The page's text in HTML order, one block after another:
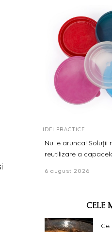
IDEI PRACTICE
Nu le arunca!
reutilizare a
6 august 2026
CELE